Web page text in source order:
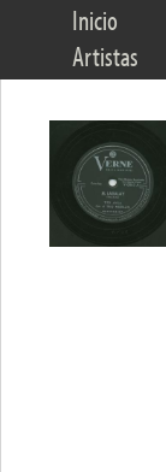
Inicio
Artistas